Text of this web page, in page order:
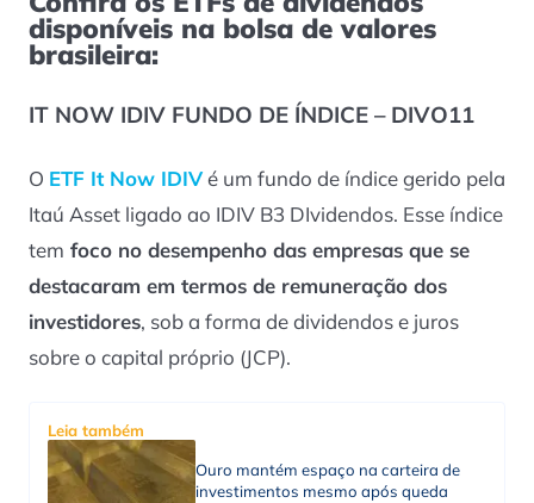
disponíveis na bolsa de valores
brasileira:
IT NOW IDIV FUNDO DE ÍNDICE – DIVO11
O ETF It Now IDIVé um fundo de índice gerido pela
Itaú Asset ligado ao IDIV B3 DIvidendos. Esse índice
tem foco no desempenho das empresas que se
destacaram em termos de remuneração dos
investidores, sob a forma de dividendos e juros
sobre o capital próprio (JCP).
Leia também
Ouro mantém espaço na carteira de
investimentos mesmo após queda